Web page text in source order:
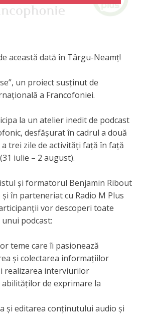
această dată în Târgu-Neamț!
un proiect susținut de
a Francofoniei.
la un atelier inedit de podcast
desfășurat în cadrul a două
trei zile de activități față în față
iulie – 2 august).
și formatorul Benjamin Ribout
și în parteneriat cu Radio M Plus
vor descoperi toate
podcast:
teme care îi pasionează
și colectarea informațiilor
realizarea interviurilor
de exprimare la
și editarea conținutului audio și